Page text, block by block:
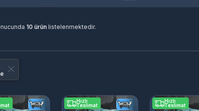
10 ürünlistelenmektedir.
Hızlı
Teslimat
Hızlı
Teslimat